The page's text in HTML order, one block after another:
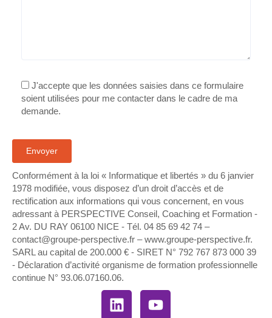
J'accepte que les données saisies dans ce formulaire
soient utilisées pour me contacter dans le cadre de ma
demande.
Conformément à la loi « Informatique et libertés » du 6 janvier
1978 modifiée, vous disposez d’un droit d’accès et de
rectification aux informations qui vous concernent, en vous
adressant à PERSPECTIVE Conseil, Coaching et Formation -
2 Av. DU RAY 06100 NICE - Tél. 04 85 69 42 74⁩ –
contact@groupe-perspective.fr – www.groupe-perspective.fr.
SARL au capital de 200.000 € - SIRET N° 792 767 873 000 39
- Déclaration d’activité organisme de formation professionnelle
continue N° 93.06.07160.06.